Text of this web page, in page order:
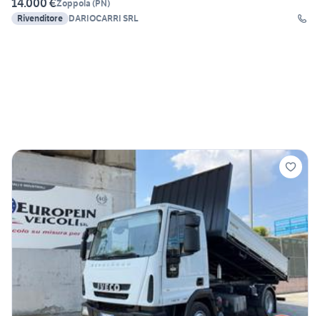
14.000 €Zoppola (PN)
Rivenditore DARIOCARRI SRL